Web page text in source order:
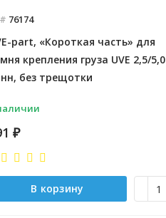
76174
part, «Короткая часть» для
крепления груза UVE 2,5/5,0
без трещотки
₽
В корзину